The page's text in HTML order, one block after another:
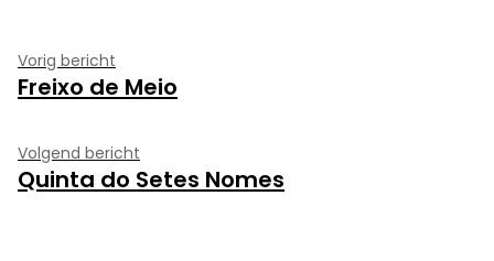
Bericht
navigatie
Vorig bericht
bericht:
Freixo de Meio
Volgend bericht
bericht:
Quinta do Setes Nomes